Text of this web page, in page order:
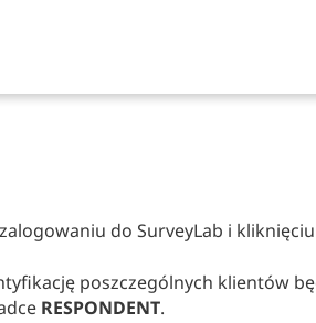
do SurveyLab i
poszczególnych klientów
RESPONDENT.